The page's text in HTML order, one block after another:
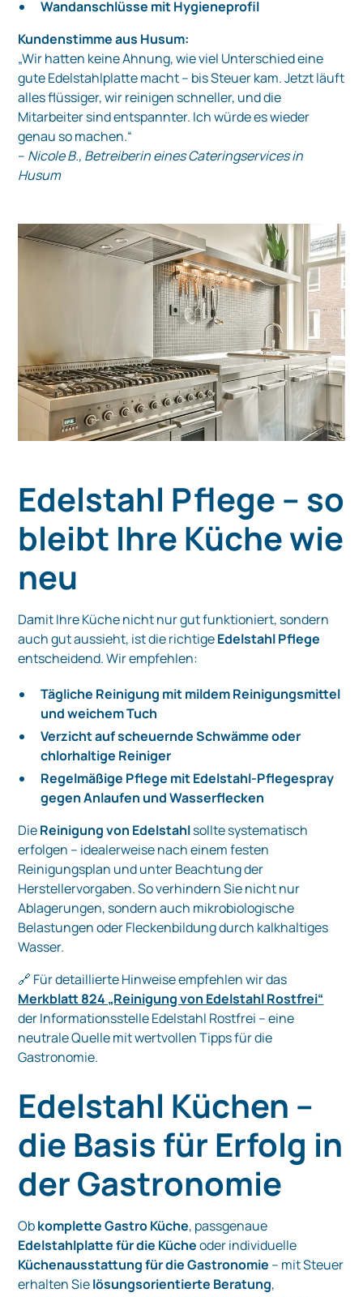
Wandanschlüsse mit Hygieneprofil
Kundenstimme aus Husum:
„Wir hatten keine Ahnung, wie viel Unterschied eine
gute Edelstahlplatte macht – bis Steuer kam. Jetzt läuft
alles flüssiger, wir reinigen schneller, und die
Mitarbeiter sind entspannter. Ich würde es wieder
genau so machen.“
– Nicole B., Betreiberin eines Cateringservices in
Husum
Edelstahl Pflege – so
bleibt Ihre Küche wie
neu
Damit Ihre Küche nicht nur gut funktioniert, sondern
auch gut aussieht, ist die richtigeEdelstahl Pflege
entscheidend. Wir empfehlen:
Tägliche Reinigung mit mildem Reinigungsmittel
und weichem Tuch
Verzicht auf scheuernde Schwämme oder
chlorhaltige Reiniger
Regelmäßige Pflege mit Edelstahl-Pflegespray
gegen Anlaufen und Wasserflecken
DieReinigung von Edelstahlsollte systematisch
erfolgen – idealerweise nach einem festen
Reinigungsplan und unter Beachtung der
Herstellervorgaben. So verhindern Sie nicht nur
Ablagerungen, sondern auch mikrobiologische
Belastungen oder Fleckenbildung durch kalkhaltiges
Wasser.
🔗 Für detaillierte Hinweise empfehlen wir das
Merkblatt 824 „Reinigung von Edelstahl Rostfrei“
der Informationsstelle Edelstahl Rostfrei – eine
neutrale Quelle mit wertvollen Tipps für die
Gastronomie.
Edelstahl Küchen –
die Basis für Erfolg in
der Gastronomie
Obkomplette Gastro Küche, passgenaue
Edelstahlplatte für die Kücheoder individuelle
Küchenausstattung für die Gastronomie – mit Steuer
erhalten Sielösungsorientierte Beratung,